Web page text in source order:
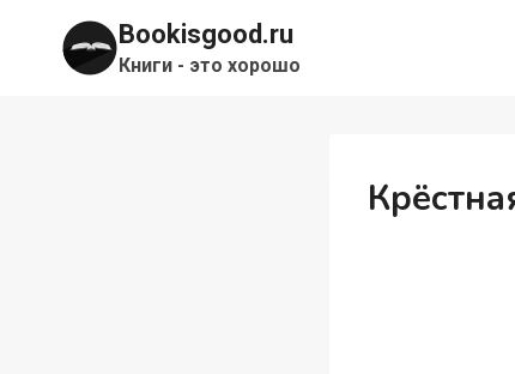
содержимому
Bookisgood.ru
Книги - это хорошо